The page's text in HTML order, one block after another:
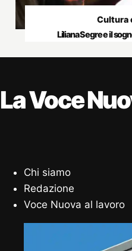
Cultura
Liliana Segre e il
La Voce
Chi siamo
Redazione
Voce Nuova al lavoro